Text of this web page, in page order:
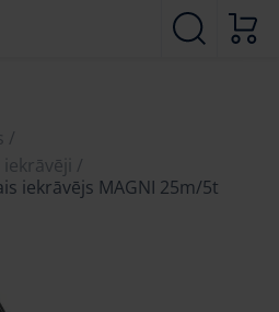
iekrāvējs MAGNI 25m/5t